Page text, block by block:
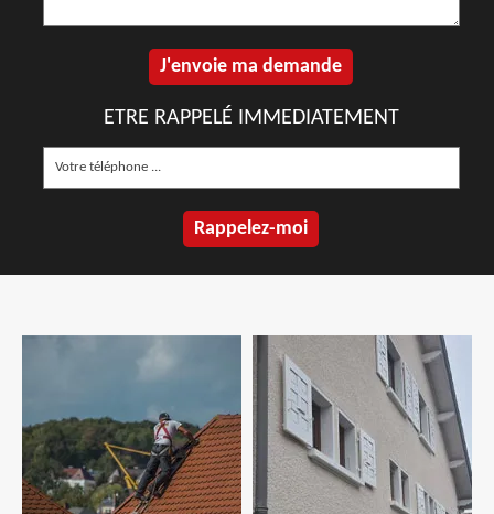
ETRE RAPPELÉ IMMEDIATEMENT